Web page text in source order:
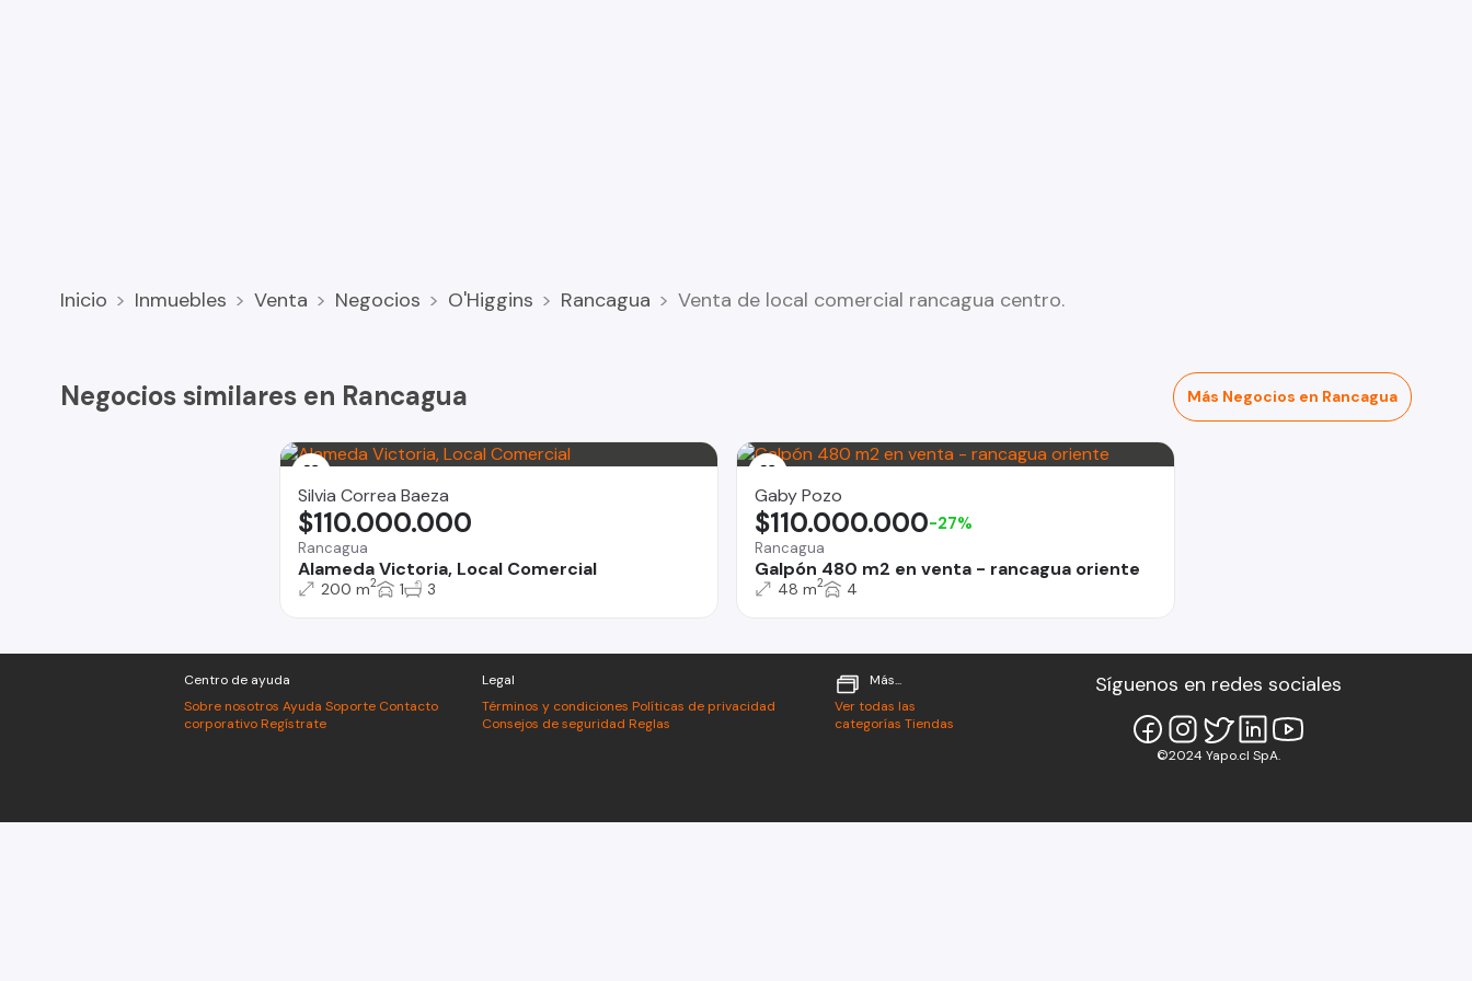
Inicio Inmuebles Venta Negocios O'Higgins Rancagua Venta de local comercial rancagua centro.
Negocios similares en Rancagua Más Negocios en Rancagua
Silvia Correa Baeza
Rancagua
Alameda Victoria, Local Comercial
$110.000.000
200 m2 1 3
Gaby Pozo
Rancagua
Galpón 480 m2 en venta - rancagua oriente
$110.000.000-27%
48 m2 4
Centro de ayuda
Sobre nosotros Ayuda Soporte Contacto
corporativo Regístrate
Legal
Términos y condiciones Políticas de privacidad
Consejos de seguridad Reglas
Más...
Ver todas las
categorías Tiendas
Síguenos en redes sociales
©2024 Yapo.cl SpA.